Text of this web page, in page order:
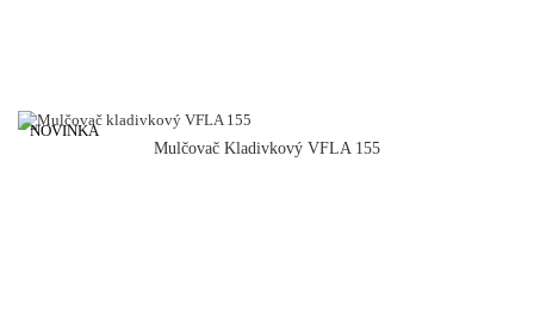
Mulčovač Kladivkový VFLA 155
NOVINKA